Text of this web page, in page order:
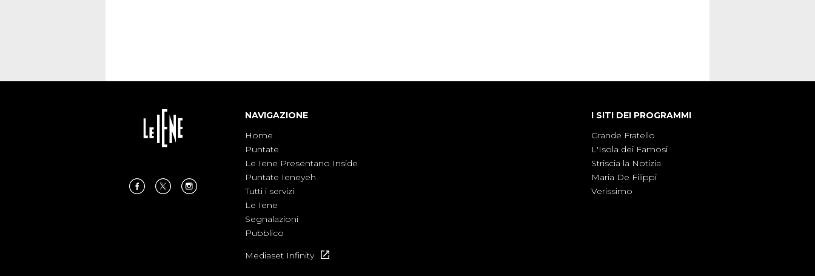
NAVIGAZIONE
Home
Puntate
Le Iene Presentano Inside
Puntate Ieneyeh
Tutti i servizi
Le Iene
Segnalazioni
Pubblico
Mediaset Infinity
I SITI DEI PROGRAMMI
Grande Fratello
L'Isola dei Famosi
Striscia la Notizia
Maria De Filippi
Verissimo